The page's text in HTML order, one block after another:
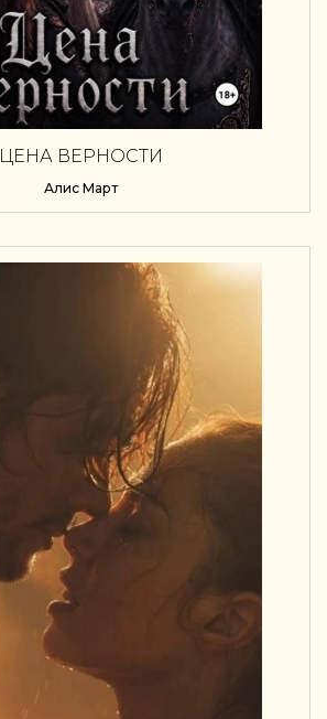
ЦЕНА ВЕРНОСТИ
Алис Март